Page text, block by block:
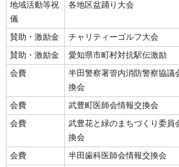
地域活動等祝
儀
各地区盆踊り大会
賛助・激励金 チャリティーゴルフ大会
賛助・激励金 愛知県市町村対抗駅伝激励
会費
半田警察署管内消防警察協議
換会
会費 武豊町医師会情報交換会
会費
武豊花と緑のまちづくり委員
換会
会費 半田歯科医師会情報交換会